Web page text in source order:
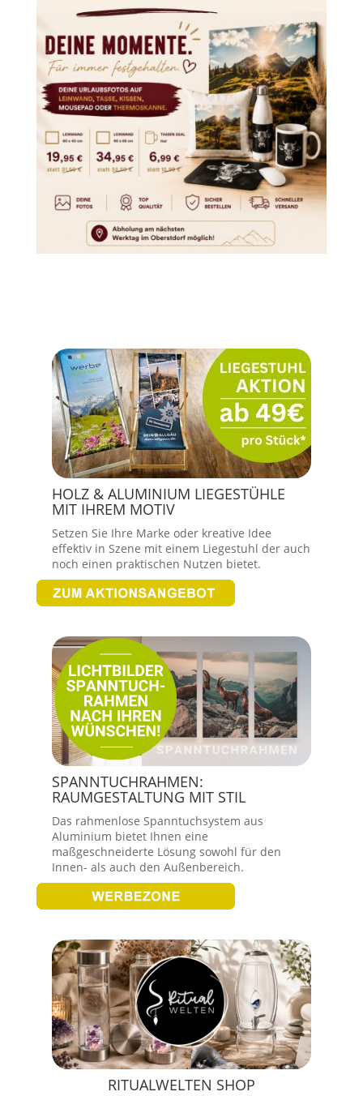
HOLZ & ALUMINIUM LIEGESTÜHLE
MIT IHREM MOTIV
Setzen Sie Ihre Marke oder kreative Idee
effektiv in Szene mit einem Liegestuhl der auch
noch einen praktischen Nutzen bietet.
SPANNTUCHRAHMEN:
RAUMGESTALTUNG MIT STIL
Das rahmenlose Spanntuchsystem aus
Aluminium bietet Ihnen eine
maßgeschneiderte Lösung sowohl für den
Innen- als auch den Außenbereich.
RITUALWELTEN SHOP